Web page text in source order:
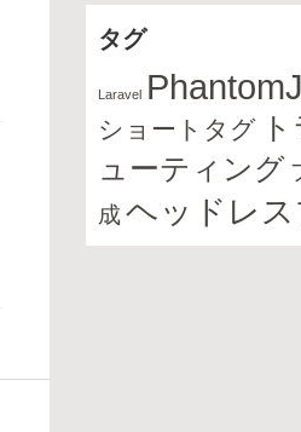
タグ
Laravel
ショートタグ
ューティング
成ヘッドレ